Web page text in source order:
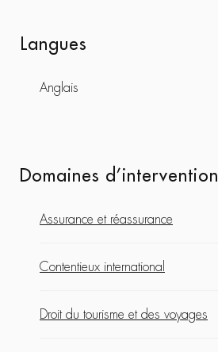
Langues
Anglais
Domaines d’intervention
Assurance et réassurance
Contentieux international
Droit du tourisme et des voyages